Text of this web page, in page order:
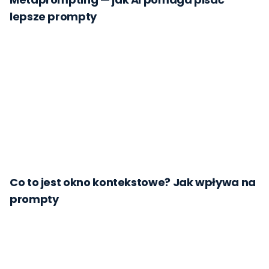
lepsze prompty
Co to jest okno kontekstowe? Jak wpływa na
prompty